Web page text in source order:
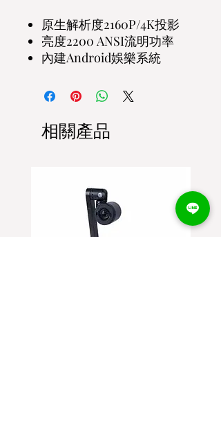
原生解析度2160P/4K投影
亮度2200 ANSI流明功率
內建Android娛樂系統
相關產品